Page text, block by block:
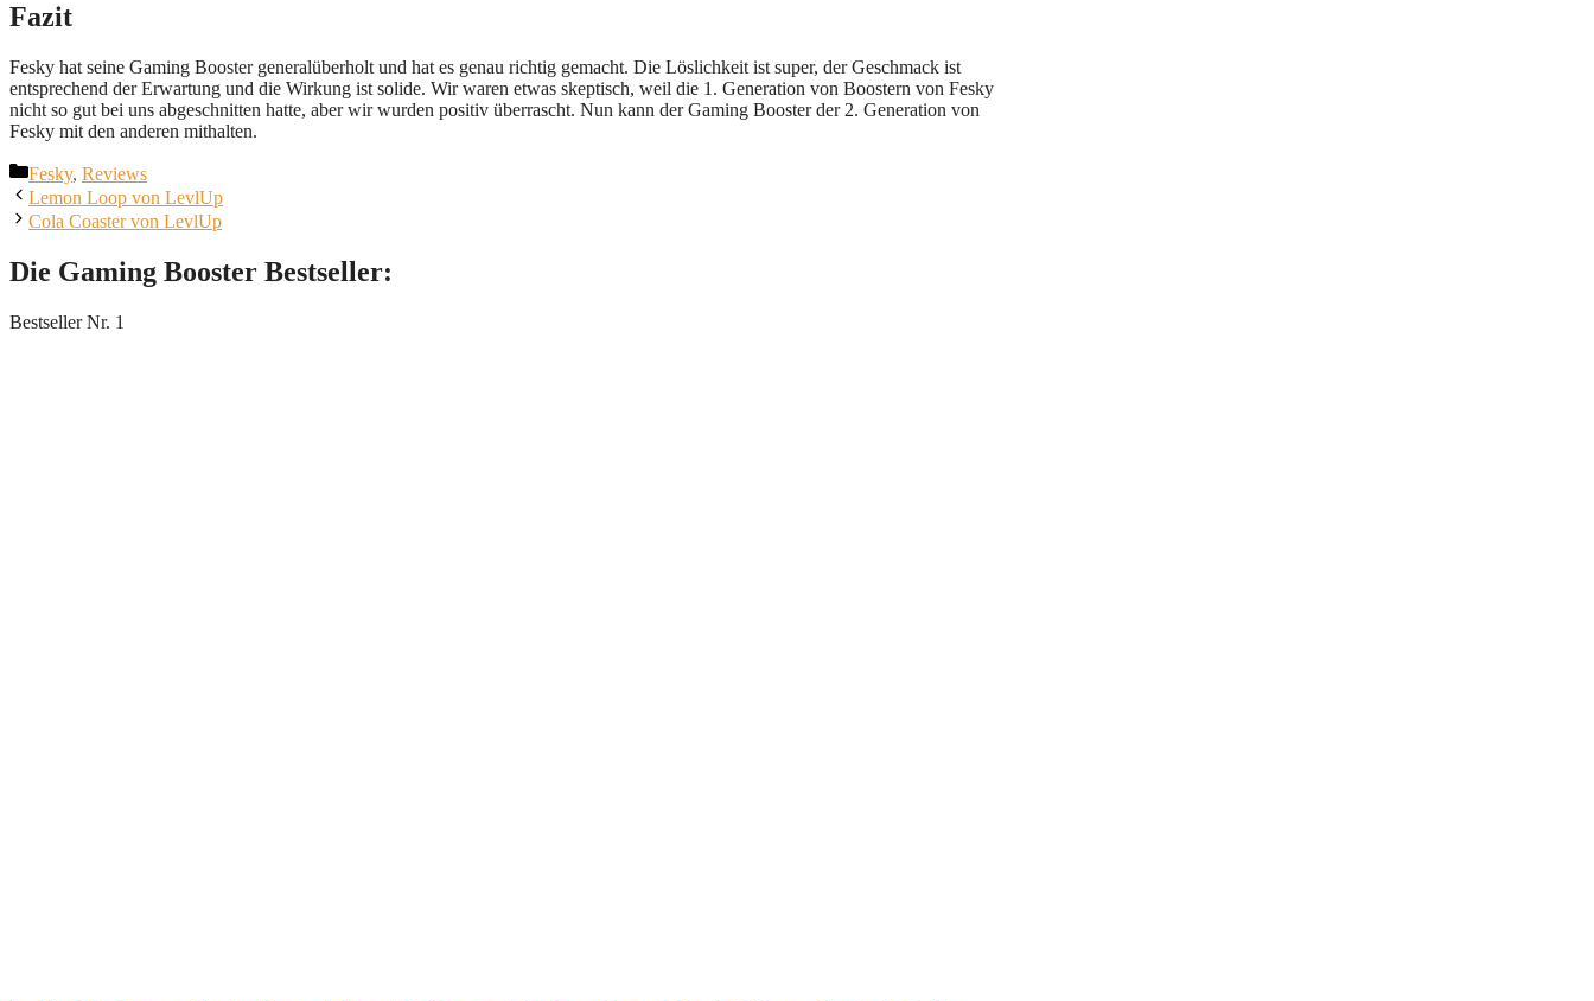
Fazit
Fesky hat seine Gaming Booster generalüberholt und hat es genau richtig gemacht. Die Löslichkeit ist super, der Geschmack ist
entsprechend der Erwartung und die Wirkung ist solide. Wir waren etwas skeptisch, weil die 1. Generation von Boostern von Fesky
nicht so gut bei uns abgeschnitten hatte, aber wir wurden positiv überrascht. Nun kann der Gaming Booster der 2. Generation von
Fesky mit den anderen mithalten.
Kategorien
Fesky, Reviews
Lemon Loop von LevlUp
Cola Coaster von LevlUp
Die Gaming Booster Bestseller:
Bestseller Nr. 1